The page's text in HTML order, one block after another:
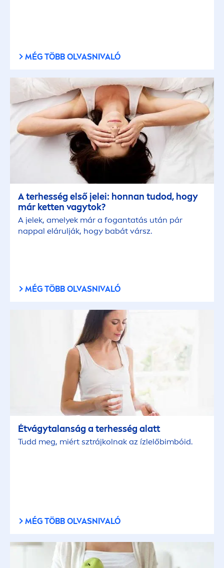
MÉG TÖBB OLVASNIVALÓ
A terhesség első jelei: honnan tudod, hogy
már ketten vagytok?
A jelek, amelyek már a fogantatás után pár
nappal elárulják, hogy babát vársz.
MÉG TÖBB OLVASNIVALÓ
Étvágytalanság a terhesség alatt
Tudd meg, miért sztrájkolnak az ízlelőbimbóid.
MÉG TÖBB OLVASNIVALÓ